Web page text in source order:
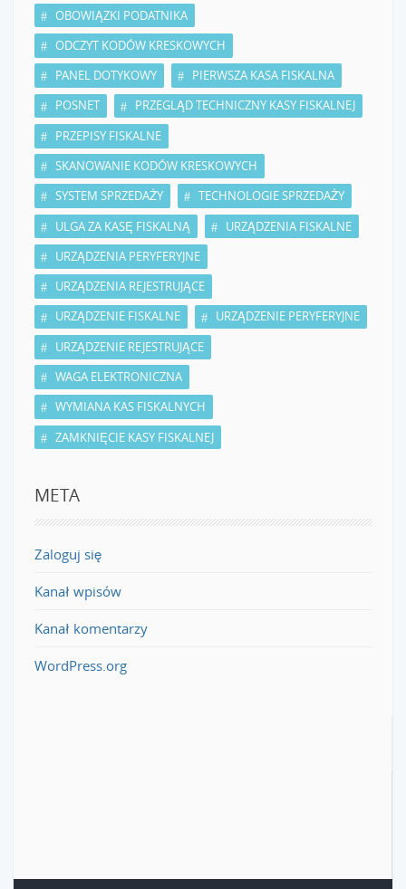
OBOWIĄZKI PODATNIKA
ODCZYT KODÓW KRESKOWYCH
PANEL DOTYKOWY
PIERWSZA KASA FISKALNA
POSNET
PRZEGLĄD TECHNICZNY KASY FISKALNEJ
PRZEPISY FISKALNE
SKANOWANIE KODÓW KRESKOWYCH
SYSTEM SPRZEDAŻY
TECHNOLOGIE SPRZEDAŻY
ULGA ZA KASĘ FISKALNĄ
URZĄDZENIA FISKALNE
URZĄDZENIA PERYFERYJNE
URZĄDZENIA REJESTRUJĄCE
URZĄDZENIE FISKALNE
URZĄDZENIE PERYFERYJNE
URZĄDZENIE REJESTRUJĄCE
WAGA ELEKTRONICZNA
WYMIANA KAS FISKALNYCH
ZAMKNIĘCIE KASY FISKALNEJ
META
Zaloguj się
Kanał wpisów
Kanał komentarzy
WordPress.org